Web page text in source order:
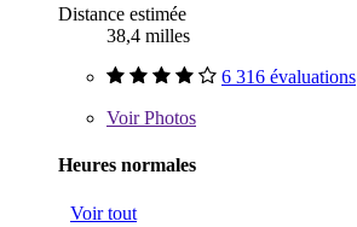
Distance estimée
38,4 milles
6 316 évaluations
VoirPhotos
Heures normales
Voir tout